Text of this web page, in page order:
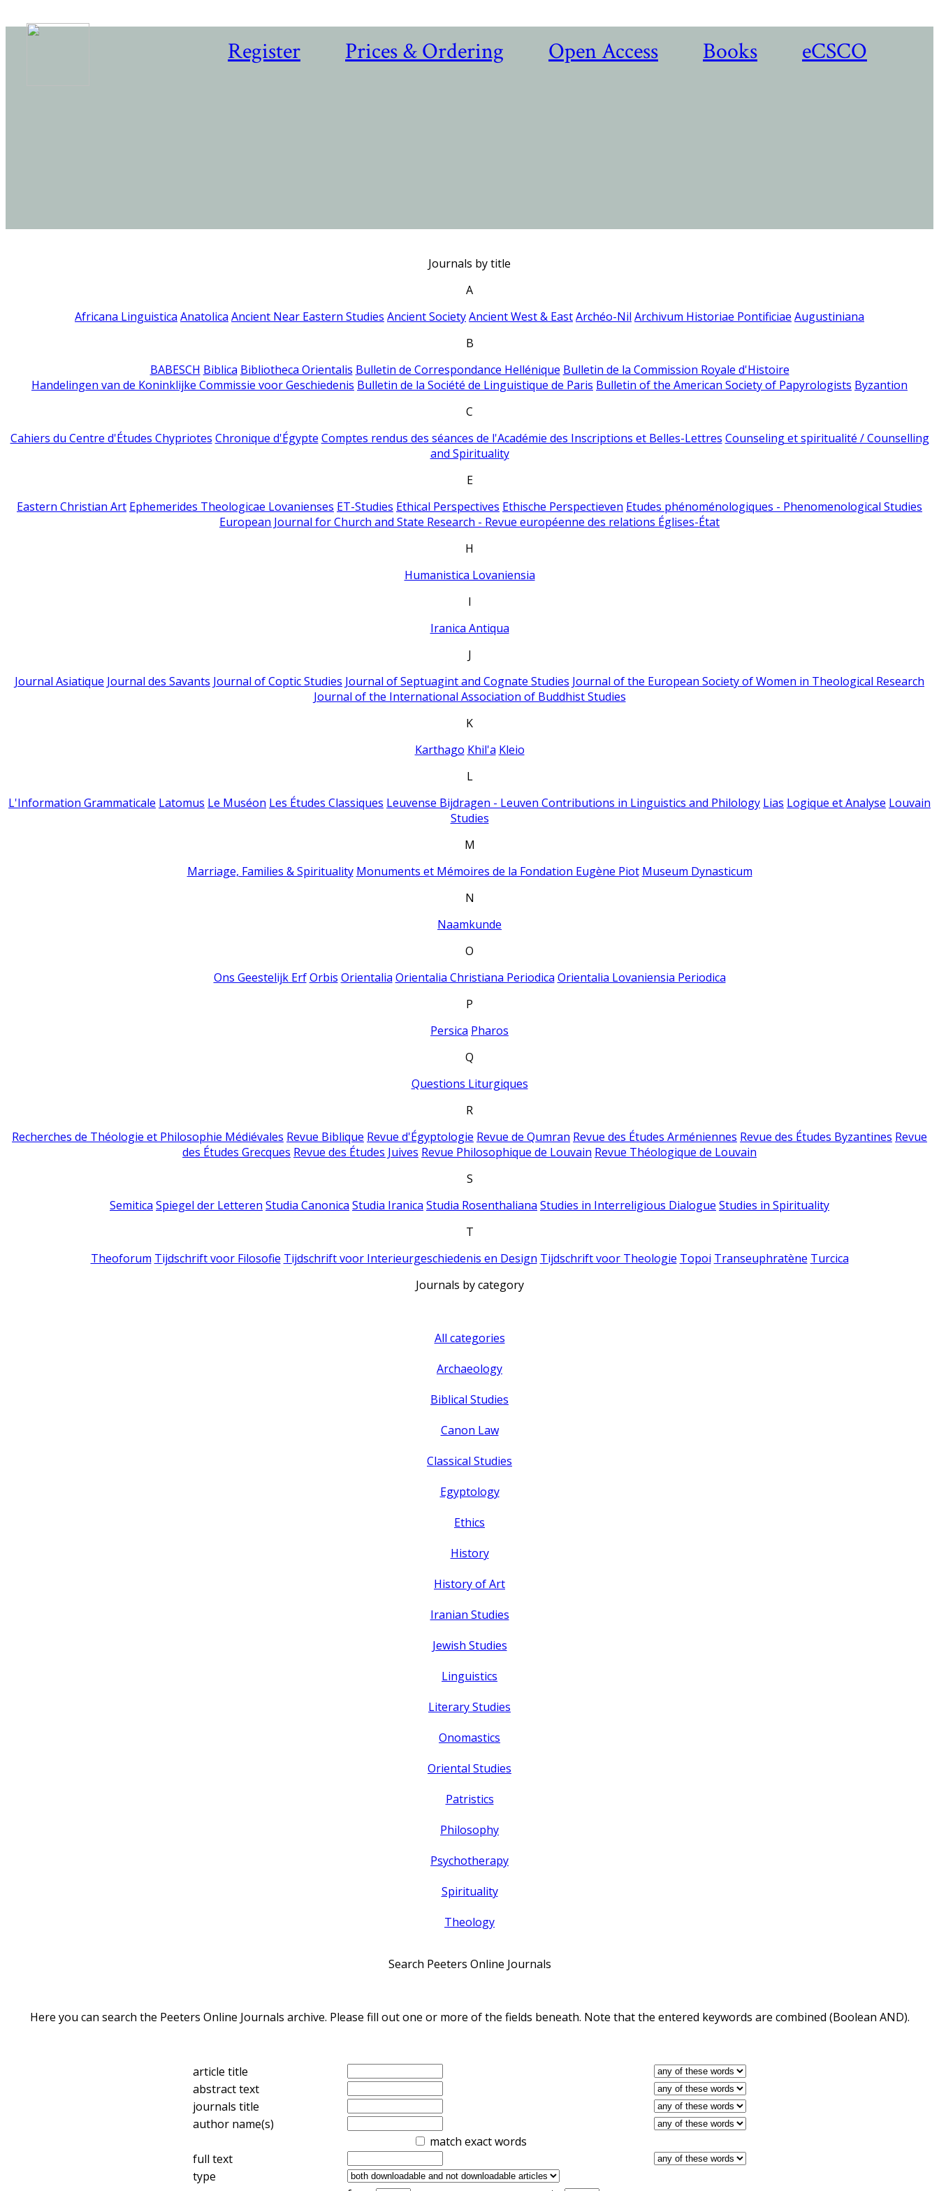
Register Prices & Ordering Open Access Books eCSCO
Journals by title
A
Africana Linguistica Anatolica Ancient Near Eastern Studies Ancient SocietyAncient West & EastArchéo-Nil Archivum Historiae Pontificiae Augustiniana
B
BABESCH Biblica Bibliotheca Orientalis Bulletin de Correspondance Hellénique Bulletin de la Commission Royale d'Histoire
Handelingen van de Koninklijke Commissie voor Geschiedenis Bulletin de la Société de Linguistique de Paris Bulletin of the American Society of Papyrologists Byzantion
C
Cahiers du Centre d'Études Chypriotes Chronique d'Égypte Comptes rendus des séances de l'Académie des Inscriptions et Belles-Lettres Counseling et spiritualité / Counselling
and Spirituality
E
Eastern Christian Art Ephemerides Theologicae Lovanienses ET-Studies Ethical Perspectives Ethische Perspectieven Etudes phénoménologiques - Phenomenological Studies
European Journal for Church and State Research - Revue européenne des relations Églises-État
H
Humanistica Lovaniensia
I
Iranica Antiqua
J
Journal Asiatique Journal des Savants Journal of Coptic Studies Journal of Septuagint and Cognate Studies Journal of the European Society of Women in Theological Research
Journal of the International Association of Buddhist Studies
K
Karthago Khil'a Kleio
L
L'Information Grammaticale Latomus Le Muséon Les Études Classiques Leuvense Bijdragen - Leuven Contributions in Linguistics and Philology Lias Logique et Analyse Louvain
Studies
M
Marriage, Families & Spirituality Monuments et Mémoires de la Fondation Eugène Piot Museum Dynasticum
N
Naamkunde
O
Ons Geestelijk Erf Orbis Orientalia Orientalia Christiana Periodica Orientalia Lovaniensia Periodica
P
Persica Pharos
Q
Questions Liturgiques
R
Recherches de Théologie et Philosophie Médiévales Revue Biblique Revue d'Égyptologie Revue de Qumran Revue des Études Arméniennes Revue des Études Byzantines Revue
des Études Grecques Revue des Études Juives Revue Philosophique de Louvain Revue Théologique de Louvain
S
Semitica Spiegel der Letteren Studia Canonica Studia Iranica Studia Rosenthaliana Studies in Interreligious Dialogue Studies in Spirituality
T
Theoforum Tijdschrift voor Filosofie Tijdschrift voor Interieurgeschiedenis en Design Tijdschrift voor Theologie Topoi Transeuphratène Turcica
Journals by category
All categories
Archaeology
Biblical Studies
Canon Law
Classical Studies
Egyptology
Ethics
History
History of Art
Iranian Studies
Jewish Studies
Linguistics
Literary Studies
Onomastics
Oriental Studies
Patristics
Philosophy
Psychotherapy
Spirituality
Theology
Search Peeters Online Journals
Here you can search the Peeters Online Journals archive. Please fill out one or more of the fields beneath. Note that the entered keywords are combined (Boolean AND).
article title
abstract text
journals title
author name(s)
match exact words
full text
type